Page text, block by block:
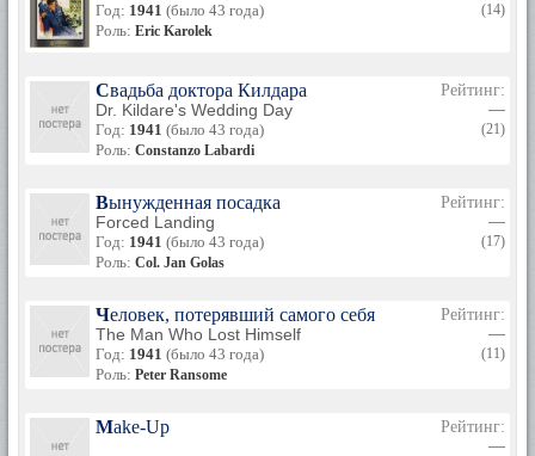
Год: 1941 (было 43 года)
Роль: Eric Karolek
(14)
Свадьба доктора Килдара
Dr. Kildare's Wedding Day
Год: 1941 (было 43 года)
Роль: Constanzo Labardi
Рейтинг:
—
(21)
Вынужденная посадка
Forced Landing
Год: 1941 (было 43 года)
Роль: Col. Jan Golas
Рейтинг:
—
(17)
Человек, потерявший самого себя
The Man Who Lost Himself
Год: 1941 (было 43 года)
Роль: Peter Ransome
Рейтинг:
—
(11)
Make-Up
Рейтинг:
—